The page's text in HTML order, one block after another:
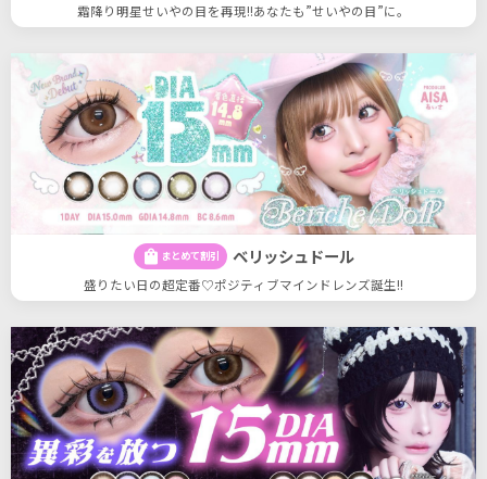
霜降り明星せいやの目を再現!!あなたも”せいやの目”に。
shopping_bag まとめて割引 ベリッシュドール
盛りたい日の超定番♡ポジティブマインドレンズ誕生!!